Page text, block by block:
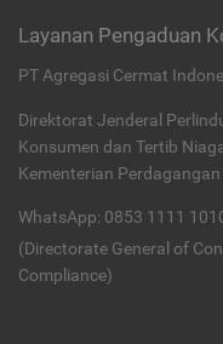
Layanan Pengaduan
PT Agregasi Cermat
Direktorat Jenderal
Konsumen dan Tertib
Kementerian Perdagangan
WhatsApp: 0853 1111
(Directorate General of
Compliance)